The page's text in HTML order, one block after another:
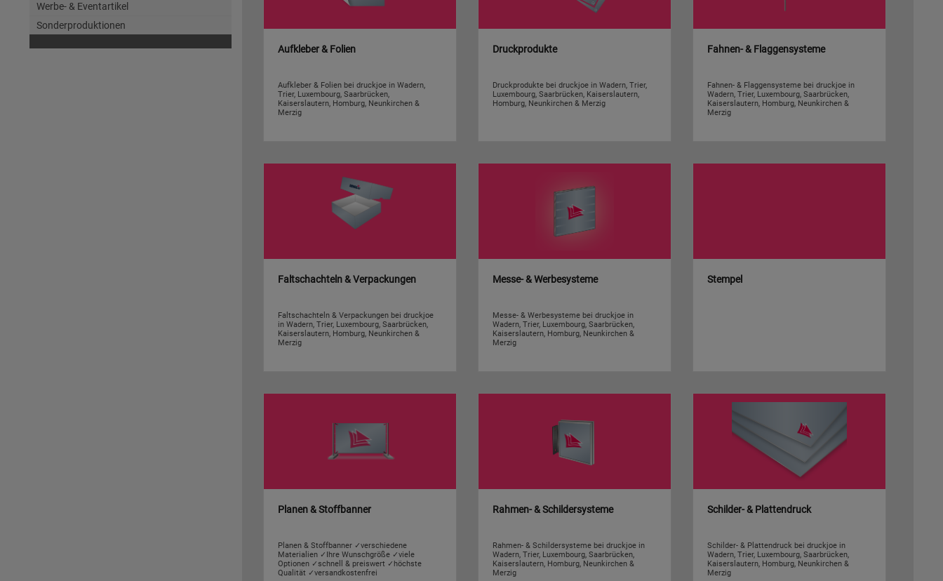
Werbe- & Eventartikel
Sonderproduktionen
Aufkleber & Folien
Aufkleber & Folien bei druckjoe in Wadern,
Trier, Luxembourg, Saarbrücken,
Kaiserslautern, Homburg, Neunkirchen &
Merzig
Druckprodukte
Druckprodukte bei druckjoe in Wadern, Trier,
Luxembourg, Saarbrücken, Kaiserslautern,
Homburg, Neunkirchen & Merzig
Fahnen- & Flaggensysteme
Fahnen- & Flaggensysteme bei druckjoe in
Wadern, Trier, Luxembourg, Saarbrücken,
Kaiserslautern, Homburg, Neunkirchen &
Merzig
Faltschachteln & Verpackungen
Faltschachteln & Verpackungen bei druckjoe
in Wadern, Trier, Luxembourg, Saarbrücken,
Kaiserslautern, Homburg, Neunkirchen &
Merzig
Messe- & Werbesysteme
Messe- & Werbesysteme bei druckjoe in
Wadern, Trier, Luxembourg, Saarbrücken,
Kaiserslautern, Homburg, Neunkirchen &
Merzig
Stempel
Planen & Stoffbanner
Planen & Stoffbanner ✓verschiedene
Materialien ✓Ihre Wunschgröße ✓viele
Optionen ✓schnell & preiswert ✓höchste
Qualität ✓versandkostenfrei
Rahmen- & Schildersysteme
Rahmen- & Schildersysteme bei druckjoe in
Wadern, Trier, Luxembourg, Saarbrücken,
Kaiserslautern, Homburg, Neunkirchen &
Merzig
Schilder- & Plattendruck
Schilder- & Plattendruck bei druckjoe in
Wadern, Trier, Luxembourg, Saarbrücken,
Kaiserslautern, Homburg, Neunkirchen &
Merzig